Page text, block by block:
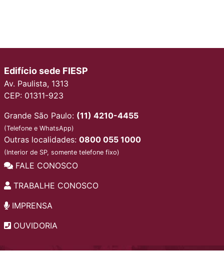
Edifício sede FIESP
Av. Paulista, 1313
CEP: 01311-923
Grande São Paulo: (11) 4210-4455
(Telefone e WhatsApp)
Outras localidades: 0800 055 1000
(Interior de SP, somente telefone fixo)
FALE CONOSCO
TRABALHE CONOSCO
IMPRENSA
OUVIDORIA